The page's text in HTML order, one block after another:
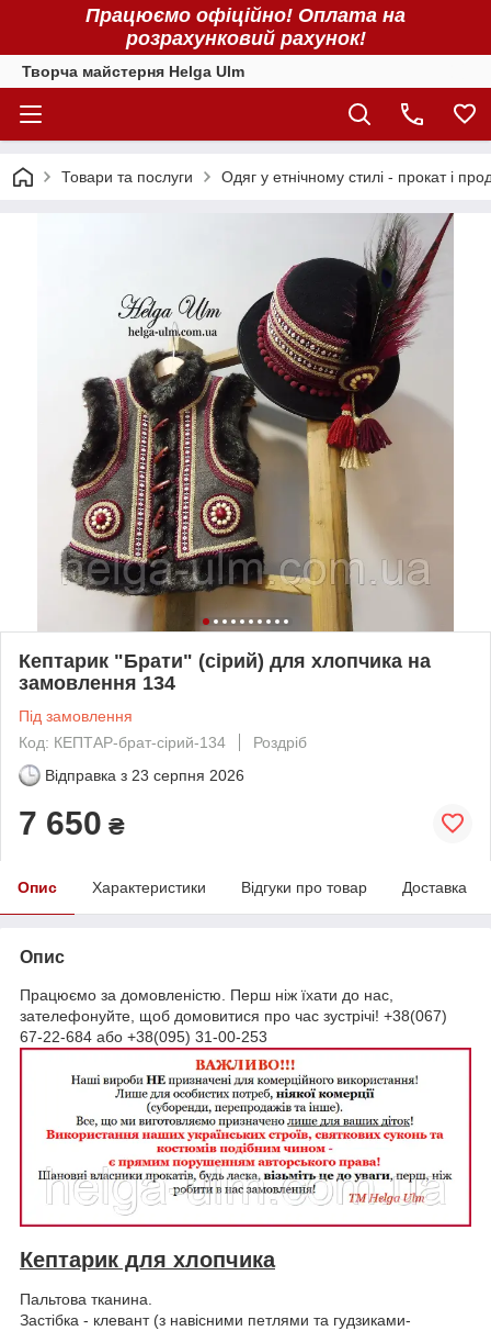
Працюємо офіційно! Оплата на
розрахунковий рахунок!
Творча майстерня Helga Ulm
Товари та послуги Одяг у етнічному стилі - прокат і
Кептарик "Брати" (сірий) для хлопчика на
замовлення 134
Під замовлення
Код: КЕПТАР-брат-сірий-134
Роздріб
Відправка з 23 серпня 2026
7 650 ₴
Опис Характеристики Відгуки про товар Доставка
Опис
Працюємо за домовленістю. Перш ніж їхати до нас,
зателефонуйте, щоб домовитися про час зустрічі! +38(067)
67-22-684 або +38(095) 31-00-253
Кептарик для хлопчика
Пальтова тканина.
Застібка - клевант (з навісними петлями та гудзиками-